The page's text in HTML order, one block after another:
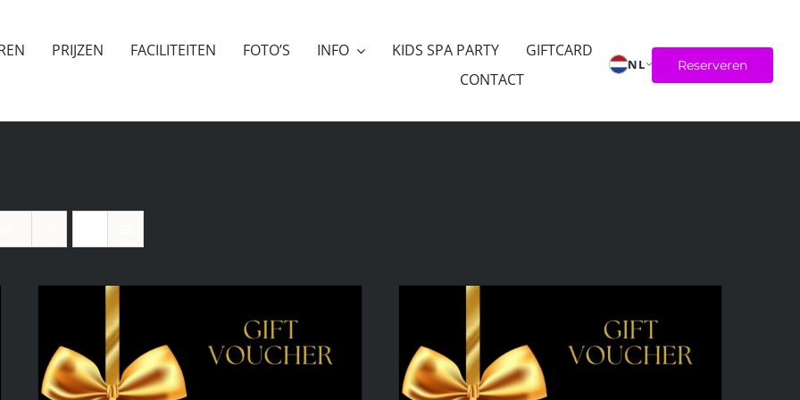
PRIJZEN FACILITEITEN FOTO’S INFO KIDS SPA PARTY
GIFTCARD
CONTACT
NL Reserveren